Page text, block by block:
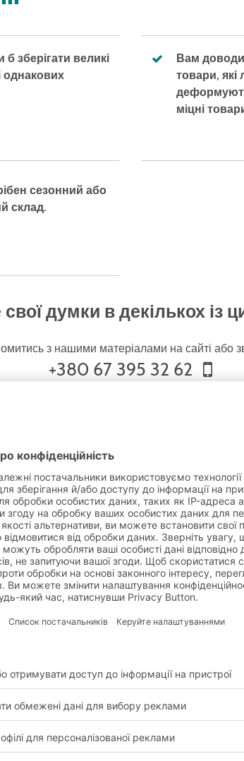
б зберігати великі
однакових
Вам
товари, які
міцні
сезонний або
склад.
свої думки в декількох із
з нашими матеріалами на сайті або
+380 67 395 32 62
у декількох каналах, розташованих
з обох боків наскрізні накладні
однакових позицій, для товарів, які
Крім того, ця система
на стелажі.